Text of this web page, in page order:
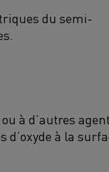
du semi-
à d’autres
à la